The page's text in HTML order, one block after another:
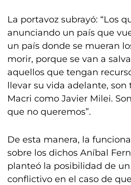
La portavoz subrayó: “Los
anunciando un país que
un país donde se mueran
morir, porque se van a
aquellos que tengan
llevar su vida adelante,
Macri como Javier Milei.
que no queremos”.
De esta manera, la
sobre los dichos Aníbal
planteó la posibilidad de
conflictivo en el caso de